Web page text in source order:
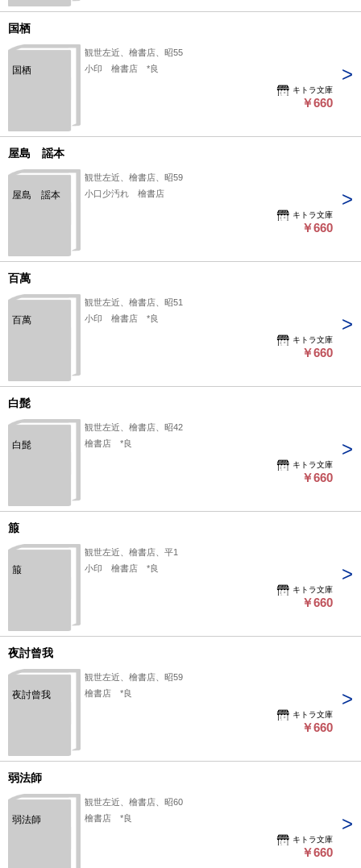
国栖
国栖
観世左近、檜書店、昭55
小印 檜書店 *良
キトラ文庫
￥660
屋島 謡本
屋島 謡本
観世左近、檜書店、昭59
小口少汚れ 檜書店
キトラ文庫
￥660
百萬
百萬
観世左近、檜書店、昭51
小印 檜書店 *良
キトラ文庫
￥660
白髭
白髭
観世左近、檜書店、昭42
檜書店 *良
キトラ文庫
￥660
箙
箙
観世左近、檜書店、平1
小印 檜書店 *良
キトラ文庫
￥660
夜討曾我
夜討曾我
観世左近、檜書店、昭59
檜書店 *良
キトラ文庫
￥660
弱法師
弱法師
観世左近、檜書店、昭60
檜書店 *良
キトラ文庫
￥660